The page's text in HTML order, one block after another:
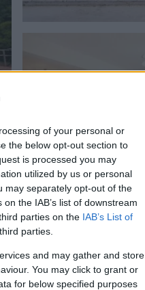
of your personal or
the below opt-out section to
is processed you may
utilized by us or personal
may separately opt-out of the
the IAB’s list of downstream
parties on the IAB’s List of
parties.
and may gather and store
You may click to grant or
for below specified purposes
σε